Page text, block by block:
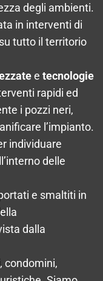
degli ambienti.
in interventi di
tutto il territorio
e tecnologie
rapidi ed
i pozzi neri,
l’impianto.
individuare
delle
e smaltiti in
dalla
condomini,